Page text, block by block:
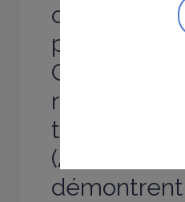
comprise,
plupart des
Code de la
réalité des
(Automoto),